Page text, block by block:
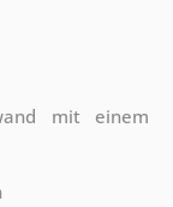
mit einem